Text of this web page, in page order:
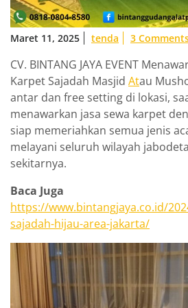
Maret 11, 2025 tenda 3
CV. BINTANG JAYA EVENT
Karpet Sajadah Masjid Atau
antar dan free setting di lokasi,
menawarkan jasa sewa karpet
siap memeriahkan semua jenis
melayani seluruh wilayah
sekitarnya.
Baca Juga
https://www.bintangjaya.co.id/
sajadah-hijau-area-jakarta/